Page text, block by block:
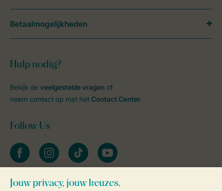
Hulp nodig?
Bekijk de veelgestelde vragen of
neem contact op met het Contact Center.
Follow Us
facebookinstagramtiktok youtube
Blijf op de hoogte
Betaalmogelijkheden